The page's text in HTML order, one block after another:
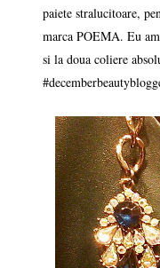
paiete stralucitoare,
marca POEMA. Eu
si la doua coliere